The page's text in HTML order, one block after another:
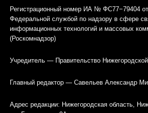
Регистрационный номер ИА № ФС77−79404
Федеральной службой по надзору в сфере
информационных технологий и массовых
(Роскомнадзор)
Учредитель — Правительство
Главный редактор — Савельев Александр
Адрес редакции: Нижегородская область,